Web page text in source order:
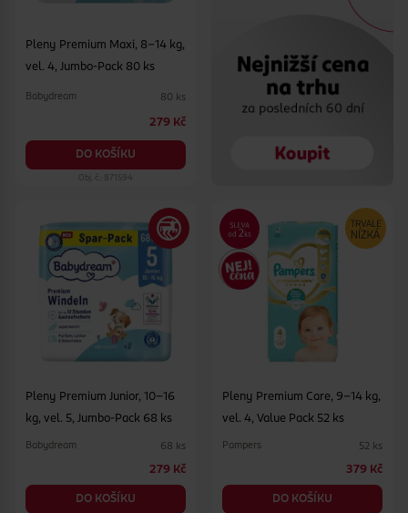
Pleny Premium Maxi, 8–14 kg,
vel. 4, Jumbo-Pack 80 ks
Babydream 80 ks
279 Kč
DO KOŠÍKU
Obj. č.: 871594
Pleny Premium Junior, 10–16
kg, vel. 5, Jumbo-Pack 68 ks
Babydream 68 ks
279 Kč
DO KOŠÍKU
Pleny Premium Care, 9–14 kg,
vel. 4, Value Pack 52 ks
Pampers 52 ks
379 Kč
DO KOŠÍKU